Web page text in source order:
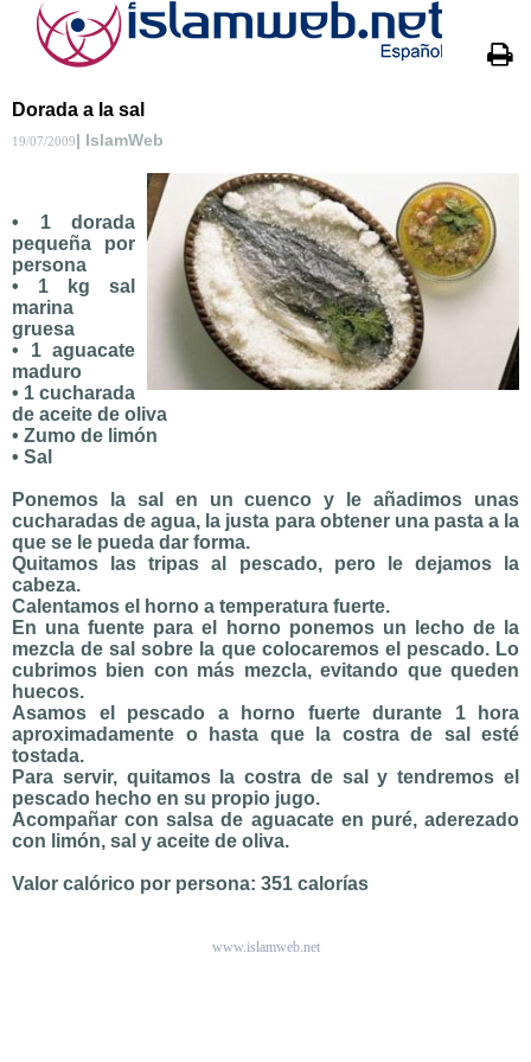
Dorada a la sal
19/07/2009| IslamWeb
• 1 dorada
pequeña por
persona
• 1 kg sal
marina
gruesa
• 1 aguacate
maduro
• 1 cucharada
de aceite de oliva
• Zumo de limón
• Sal
Ponemos la sal en un cuenco y le añadimos unas
cucharadas de agua, la justa para obtener una pasta a la
que se le pueda dar forma.
Quitamos las tripas al pescado, pero le dejamos la
cabeza.
Calentamos el horno a temperatura fuerte.
En una fuente para el horno ponemos un lecho de la
mezcla de sal sobre la que colocaremos el pescado. Lo
cubrimos bien con más mezcla, evitando que queden
huecos.
Asamos el pescado a horno fuerte durante 1 hora
aproximadamente o hasta que la costra de sal esté
tostada.
Para servir, quitamos la costra de sal y tendremos el
pescado hecho en su propio jugo.
Acompañar con salsa de aguacate en puré, aderezado
con limón, sal y aceite de oliva.
Valor calórico por persona: 351 calorías
www.islamweb.net